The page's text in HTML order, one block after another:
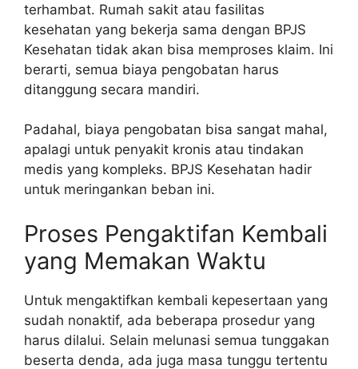
terhambat. Rumah sakit atau fasilitas
kesehatan yang bekerja sama dengan BPJS
Kesehatan tidak akan bisa memproses klaim. Ini
berarti, semua biaya pengobatan harus
ditanggung secara mandiri.
Padahal, biaya pengobatan bisa sangat mahal,
apalagi untuk penyakit kronis atau tindakan
medis yang kompleks. BPJS Kesehatan hadir
untuk meringankan beban ini.
Proses Pengaktifan Kembali
yang Memakan Waktu
Untuk mengaktifkan kembali kepesertaan yang
sudah nonaktif, ada beberapa prosedur yang
harus dilalui. Selain melunasi semua tunggakan
beserta denda, ada juga masa tunggu tertentu